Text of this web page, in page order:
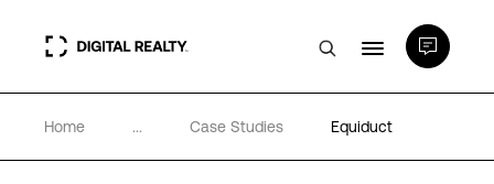
Data center
Home ... Case Studies Equiduct